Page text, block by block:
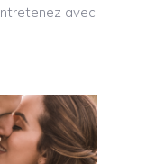
avec